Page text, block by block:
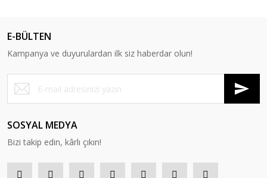
E-BÜLTEN
Kampanya ve duyurulardan ilk siz haberdar olun!
SOSYAL MEDYA
Bizi takip edin, kârlı çıkın!